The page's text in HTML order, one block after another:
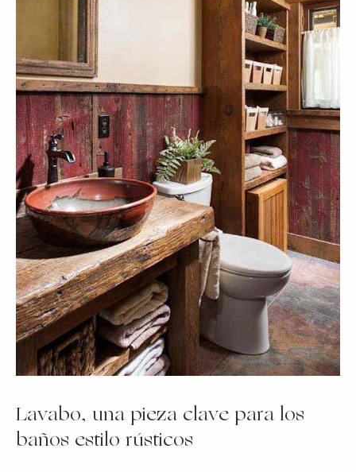
Lavabo, una pieza clave para los
baños estilo rústicos